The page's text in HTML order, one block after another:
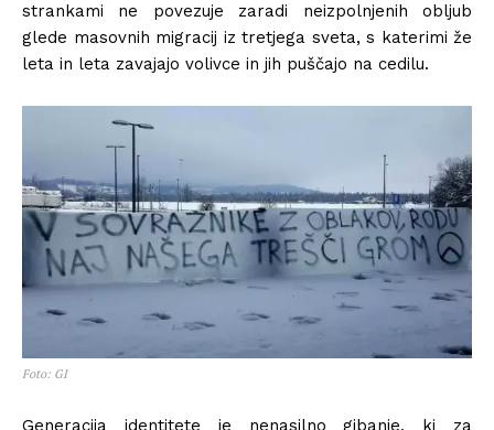
strankami ne povezuje zaradi neizpolnjenih obljub
glede masovnih migracij iz tretjega sveta, s katerimi že
leta in leta zavajajo volivce in jih puščajo na cedilu.
Foto: GI
Generacija identitete je nenasilno gibanje, ki za